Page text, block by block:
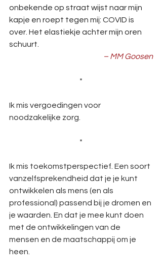
onbekende op straat wijst naar mijn
kapje en roept tegen mij: COVID is
over. Het elastiekje achter mijn oren
schuurt.
– MM Goosen
*
Ik mis vergoedingen voor
noodzakelijke zorg.
*
Ik mis toekomstperspectief. Een soort
vanzelfsprekendheid dat je je kunt
ontwikkelen als mens (en als
professional) passend bij je dromen en
je waarden. En dat je mee kunt doen
met de ontwikkelingen van de
mensen en de maatschappij om je
heen.